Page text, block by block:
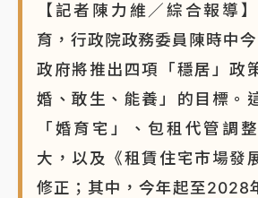
【記者陳力維／綜合報導
育，行政院政務委員陳時中
政府將推出四項「穩居」政
婚、敢生、能養」的目標。
「婚育宅」、包租代管調
大，以及《租賃住宅市場發
修正；其中，今年起至2028